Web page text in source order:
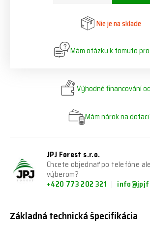
Nie je na sklade
Mám otázku k tomuto
Výhodné financování od
Mám nárok na
JPJ Forest s.r.o.
Chcete objednať po telefóne
výberom?
+420 773 202 321
Základná technická špecifikácia